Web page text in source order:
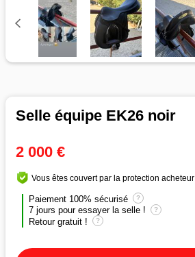
Selle équipe EK26 noir
2 000 €
Vous êtes couvert par la protection acheteur
Paiement 100% sécurisé ?
7 jours pour essayer la selle ! ?
Retour gratuit ! ?